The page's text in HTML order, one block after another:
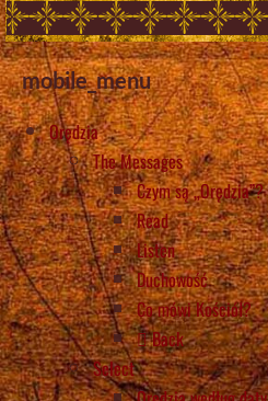
mobile_menu
Orędzia
The Messages
Czym są „Orędzia”?
Read
Listen
Duchowość
Co mówi Kościół?
Back
Select